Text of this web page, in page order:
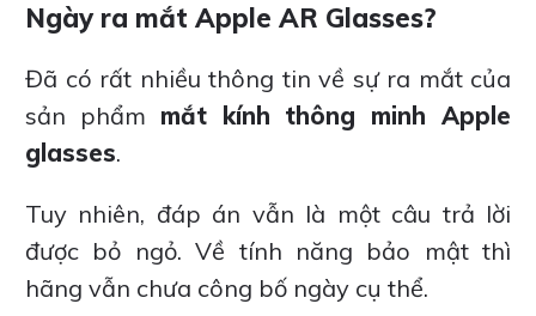
Ngày ra mắt Apple AR Glasses?
Đã có rất nhiều thông tin về sự ra mắt của
sản phẩm mắt kính thông minh Apple
glasses.
Tuy nhiên, đáp án vẫn là một câu trả lời
được bỏ ngỏ. Về tính năng bảo mật thì
hãng vẫn chưa công bố ngày cụ thể.